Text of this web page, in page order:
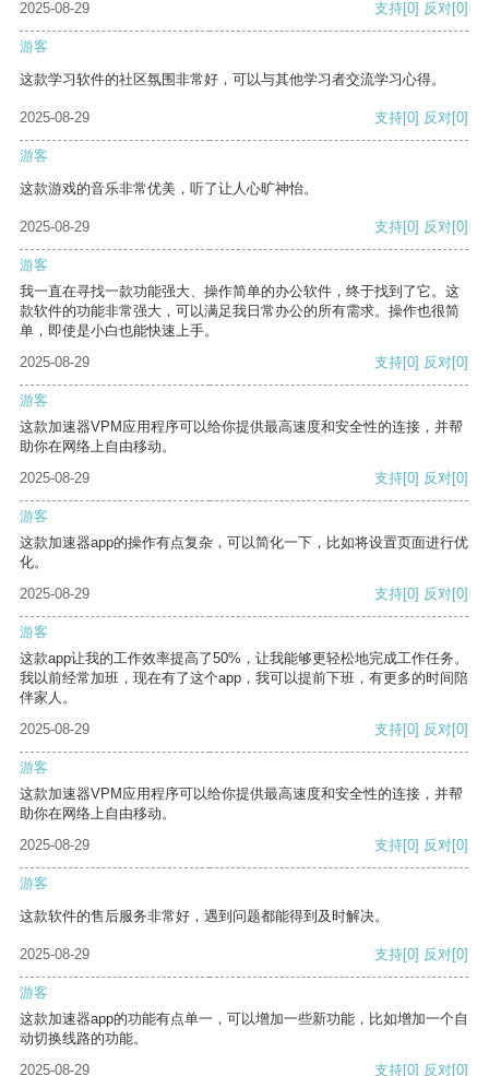
2025-08-29 支持[0] 反对[0]
游客
这款学习软件的社区氛围非常好，可以与其他学习者交流学习心得。
2025-08-29 支持[0] 反对[0]
游客
这款游戏的音乐非常优美，听了让人心旷神怡。
2025-08-29 支持[0] 反对[0]
游客
我一直在寻找一款功能强大、操作简单的办公软件，终于找到了它。这
款软件的功能非常强大，可以满足我日常办公的所有需求。操作也很简
单，即使是小白也能快速上手。
2025-08-29
支持[0] 反对[0]
游客
这款加速器VPM应用程序可以给你提供最高速度和安全性的连接，并帮
助你在网络上自由移动。
2025-08-29
支持[0] 反对[0]
游客
这款加速器app的操作有点复杂，可以简化一下，比如将设置页面进行优
化。
2025-08-29
支持[0] 反对[0]
游客
这款app让我的工作效率提高了50%，让我能够更轻松地完成工作任务。
我以前经常加班，现在有了这个app，我可以提前下班，有更多的时间陪
伴家人。
2025-08-29
支持[0] 反对[0]
游客
这款加速器VPM应用程序可以给你提供最高速度和安全性的连接，并帮
助你在网络上自由移动。
2025-08-29
支持[0] 反对[0]
游客
这款软件的售后服务非常好，遇到问题都能得到及时解决。
2025-08-29 支持[0] 反对[0]
游客
这款加速器app的功能有点单一，可以增加一些新功能，比如增加一个自
动切换线路的功能。
2025-08-29
支持[0] 反对[0]